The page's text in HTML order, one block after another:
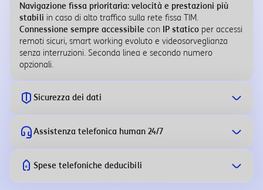
Navigazione fissa prioritaria: velocità e prestazioni più
stabili in caso di alto traffico sulla rete fissa TIM.
Connessione sempre accessibile con IP statico per accessi
remoti sicuri, smart working evoluto e videosorveglianza
senza interruzioni. Seconda linea e secondo numero
opzionali.
Sicurezza dei dati
Assistenza telefonica human 24/7
Spese telefoniche deducibili